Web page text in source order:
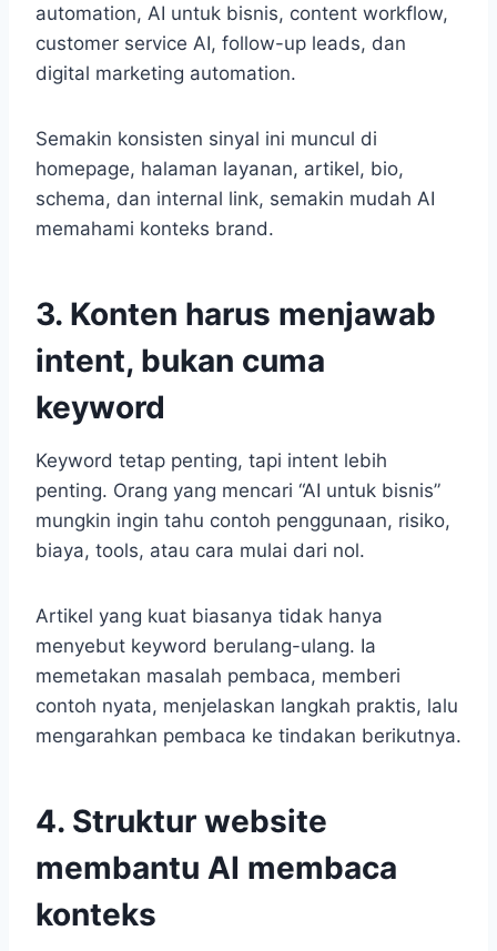
automation, AI untuk bisnis, content workflow,
customer service AI, follow-up leads, dan
digital marketing automation.
Semakin konsisten sinyal ini muncul di
homepage, halaman layanan, artikel, bio,
schema, dan internal link, semakin mudah AI
memahami konteks brand.
3. Konten harus menjawab
intent, bukan cuma
keyword
Keyword tetap penting, tapi intent lebih
penting. Orang yang mencari “AI untuk bisnis”
mungkin ingin tahu contoh penggunaan, risiko,
biaya, tools, atau cara mulai dari nol.
Artikel yang kuat biasanya tidak hanya
menyebut keyword berulang-ulang. Ia
memetakan masalah pembaca, memberi
contoh nyata, menjelaskan langkah praktis, lalu
mengarahkan pembaca ke tindakan berikutnya.
4. Struktur website
membantu AI membaca
konteks